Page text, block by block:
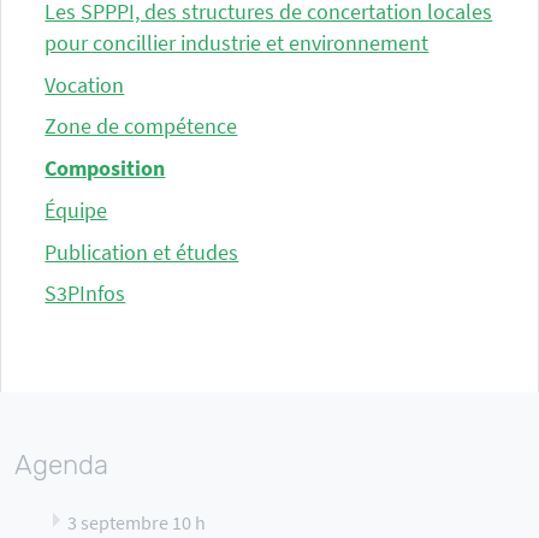
Les SPPPI, des structures de concertation locales
pour concillier industrie et environnement
Vocation
Zone de compétence
Composition
Équipe
Publication et études
S3PInfos
Agenda
3 septembre 10 h